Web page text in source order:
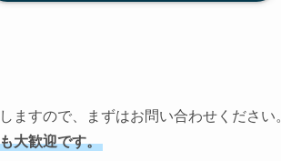
ますので、まずはお問い合わせください
大歓迎です。